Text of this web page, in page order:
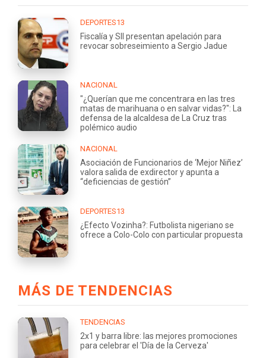
DEPORTES13
Fiscalía y SII presentan apelación para
revocar sobreseimiento a Sergio Jadue
NACIONAL
"¿Querían que me concentrara en las tres
matas de marihuana o en salvar vidas?": La
defensa de la alcaldesa de La Cruz tras
polémico audio
NACIONAL
Asociación de Funcionarios de ‘Mejor Niñez’
valora salida de exdirector y apunta a
“deficiencias de gestión”
DEPORTES13
¿Efecto Vozinha?: Futbolista nigeriano se
ofrece a Colo-Colo con particular propuesta
MÁS DE TENDENCIAS
TENDENCIAS
2x1 y barra libre: las mejores promociones
para celebrar el 'Día de la Cerveza'